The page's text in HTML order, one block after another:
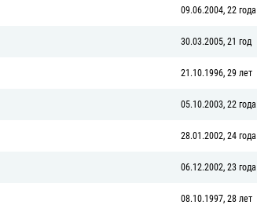
09.06.2004, 22 года
30.03.2005, 21 год
21.10.1996, 29 лет
05.10.2003, 22 года
28.01.2002, 24 года
06.12.2002, 23 года
08.10.1997, 28 лет